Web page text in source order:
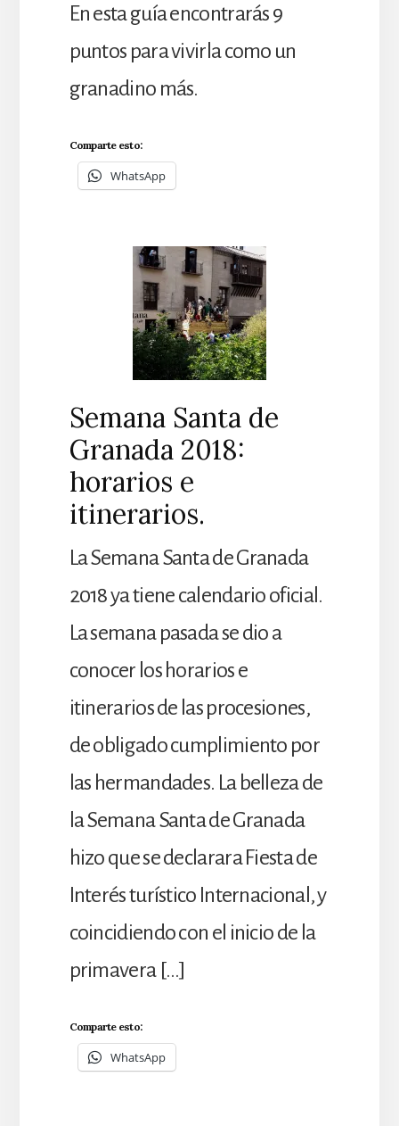
En esta guía encontrarás 9
puntos para vivirla como un
granadino más.
Comparte esto:
WhatsApp
Semana Santa de
Granada 2018:
horarios e
itinerarios.
La Semana Santa de Granada
2018 ya tiene calendario oficial.
La semana pasada se dio a
conocer los horarios e
itinerarios de las procesiones,
de obligado cumplimiento por
las hermandades. La belleza de
la Semana Santa de Granada
hizo que se declarara Fiesta de
Interés turístico Internacional, y
coincidiendo con el inicio de la
primavera […]
Comparte esto:
WhatsApp